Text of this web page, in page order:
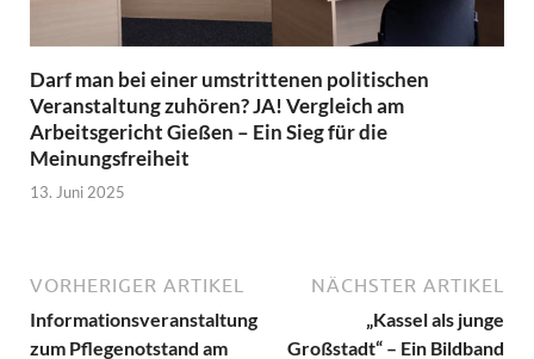
Darf man bei einer umstrittenen politischen
Veranstaltung zuhören? JA! Vergleich am
Arbeitsgericht Gießen – Ein Sieg für die
Meinungsfreiheit
13. Juni 2025
VORHERIGER ARTIKEL
Informationsveranstaltung
zum Pflegenotstand am
NÄCHSTER ARTIKEL
„Kassel als junge
Großstadt“ – Ein Bildband